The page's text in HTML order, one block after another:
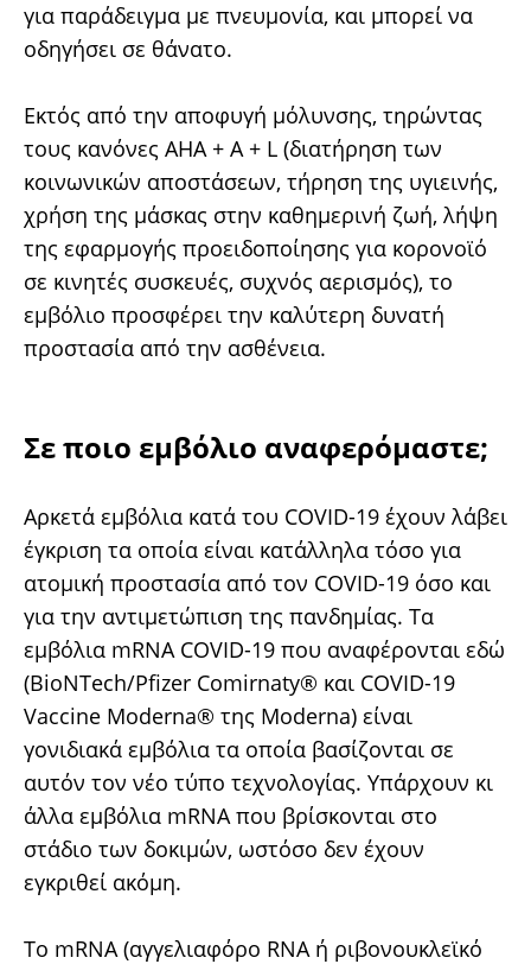
για παράδειγμα με πνευμονία, και μπορεί να
οδηγήσει σε θάνατο.
Εκτός από την αποφυγή μόλυνσης, τηρώντας
τους κανόνες AHA + A + L (διατήρηση των
κοινωνικών αποστάσεων, τήρηση της υγιεινής,
χρήση της μάσκας στην καθημερινή ζωή, λήψη
της εφαρμογής προειδοποίησης για κορονοϊό
σε κινητές συσκευές, συχνός αερισμός), το
εμβόλιο προσφέρει την καλύτερη δυνατή
προστασία από την ασθένεια.
Σε ποιο εμβόλιο αναφερόμαστε;
Αρκετά εμβόλια κατά του COVID-19 έχουν λάβει
έγκριση τα οποία είναι κατάλληλα τόσο για
ατομική προστασία από τον COVID-19 όσο και
για την αντιμετώπιση της πανδημίας. Τα
εμβόλια mRNA COVID-19 που αναφέρονται εδώ
(BioNTech/Pfizer Comirnaty® και COVID-19
Vaccine Moderna® της Moderna) είναι
γονιδιακά εμβόλια τα οποία βασίζονται σε
αυτόν τον νέο τύπο τεχνολογίας. Υπάρχουν κι
άλλα εμβόλια mRNA που βρίσκονται στο
στάδιο των δοκιμών, ωστόσο δεν έχουν
εγκριθεί ακόμη.
Το mRNA (αγγελιαφόρο RNA ή ριβονουκλεϊκό